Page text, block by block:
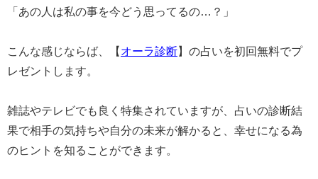
「あの人は私の事を今どう思ってるの…？」
こんな感じならば、【 オーラ診断】の占いを初回無料でプ
レゼントします。
雑誌やテレビでも良く特集されていますが、占いの診断結
果で相手の気持ちや自分の未来が解かると、幸せになる為
のヒントを知ることができます。